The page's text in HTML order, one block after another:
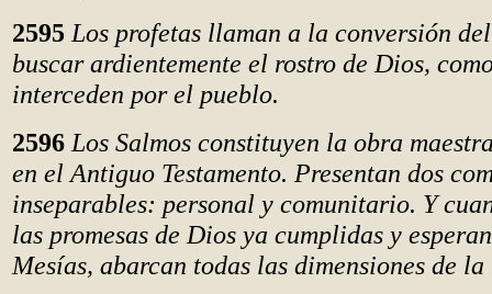
2595 Los profetas llaman a la conversión
buscar ardientemente el rostro de Dios,
interceden por el pueblo.
2596 Los Salmos constituyen la obra
en el Antiguo Testamento. Presentan dos
inseparables: personal y comunitario. Y
las promesas de Dios ya cumplidas y
Mesías, abarcan todas las dimensiones de